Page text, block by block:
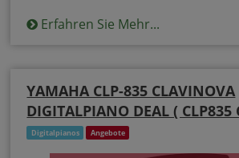
Erfahren Sie Mehr...
YAMAHA CLP-835 CLAVINOVA
DIGITALPIANO DEAL ( CLP835
Digitalpianos Angebote